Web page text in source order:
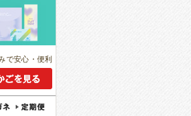
で安心・便利